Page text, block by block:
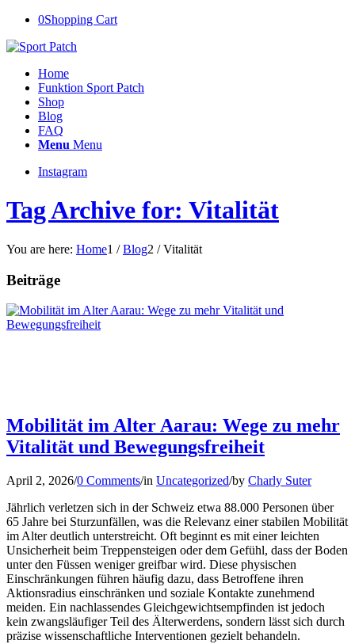
0Shopping Cart
Home
Funktion Sport Patch
Shop
Blog
FAQ
Menu Menu
Instagram
Tag Archive for: Vitalität
You are here: Home1 / Blog2 / Vitalität
Beiträge
Mobilität im Alter Aarau: Wege zu mehr
Vitalität und Bewegungsfreiheit
April 2, 2026/0 Comments/in Uncategorized/by Charly Suter
Jährlich verletzen sich in der Schweiz etwa 88.000 Personen über
65 Jahre bei Sturzunfällen, was die Relevanz einer stabilen Mobilität
im Alter deutlich unterstreicht. Oft beginnt es mit einer leichten
Unsicherheit beim Treppensteigen oder dem Gefühl, dass der Boden
unter den Füssen weniger greifbar wird. Diese physischen
Einschränkungen führen häufig dazu, dass Betroffene ihren
Aktionsradius einschränken und soziale Kontakte zunehmend
meiden. Ein nachlassendes Gleichgewichtsempfinden ist jedoch
kein zwangsläufiger Teil des Älterwerdens, sondern lässt sich durch
präzise wissenschaftliche Interventionen gezielt behandeln.